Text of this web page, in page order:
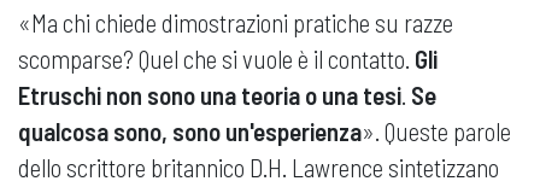
«Ma chi chiede dimostrazioni pratiche su razze
scomparse? Quel che si vuole è il contatto. Gli
Etruschi non sono una teoria o una tesi. Se
qualcosa sono, sono un'esperienza». Queste parole
dello scrittore britannico D.H. Lawrence sintetizzano